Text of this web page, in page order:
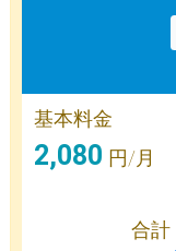
基本料金
2,080 円/月
合計